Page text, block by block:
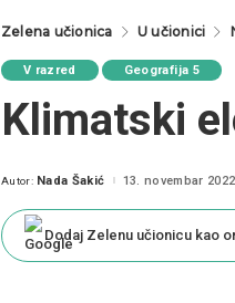
Zelena učionica U učionici
V razred Geografija 5
Klimatski
Posted
Autor: Nada Šakić 13. novembar 2022.
Dodaj Zelenu učionicu kao